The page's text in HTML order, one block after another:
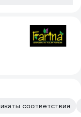
соответствия